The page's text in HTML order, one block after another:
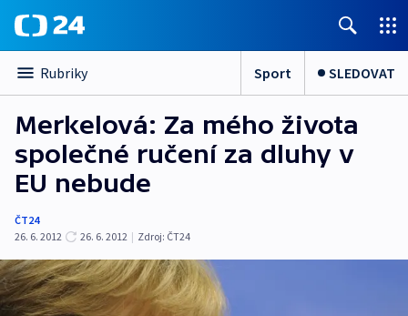
Rubriky Sport SLEDOVAT
Merkelová: Za mého života
společné ručení za dluhy v
EU nebude
ČT24
26. 6. 2012
26. 6. 2012 | Zdroj: ČT24